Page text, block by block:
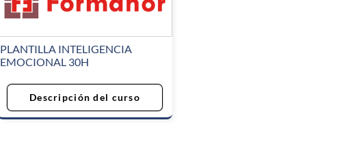
PLANTILLA INTELIGENCIA
EMOCIONAL 30H
Descripción del curso